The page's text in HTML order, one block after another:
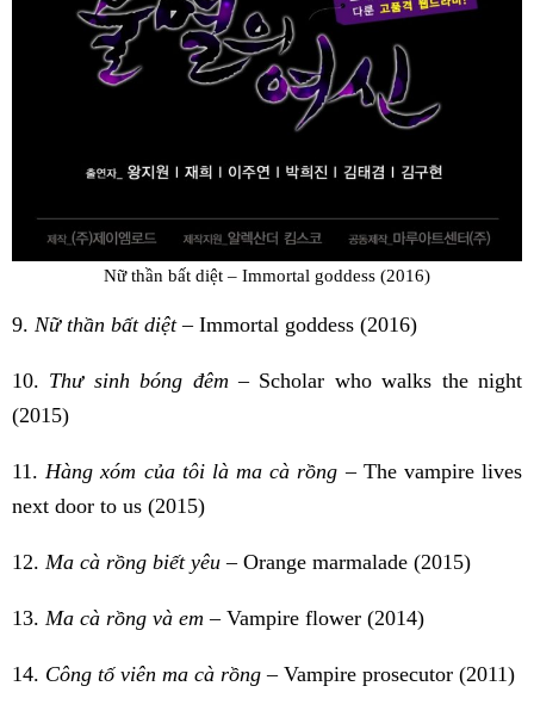
Nữ thần bất diệt – Immortal goddess (2016)
9. Nữ thần bất diệt– Immortal goddess (2016)
10. Thư sinh bóng đêm – Scholar who walks the night
(2015)
11.Hàng xóm của tôi là ma cà rồng – The vampire lives
next door to us (2015)
12. Ma cà rồng biết yêu – Orange marmalade (2015)
13. Ma cà rồng và em – Vampire flower (2014)
14. Công tố viên ma cà rồng – Vampire prosecutor (2011)